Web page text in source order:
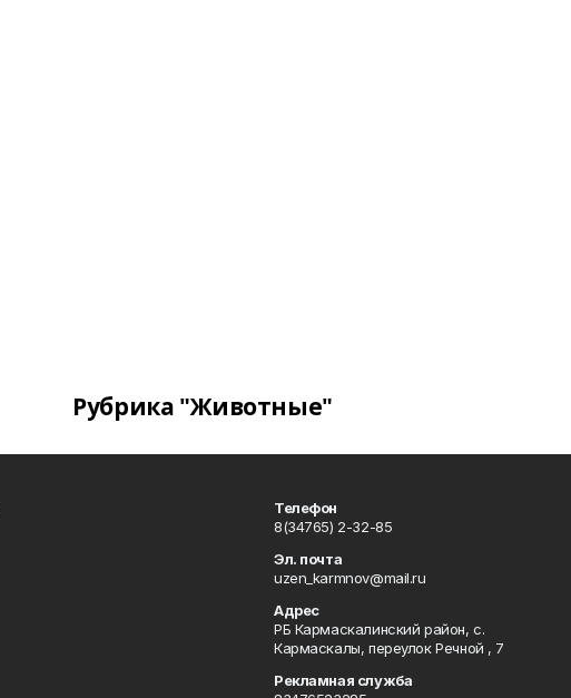
Рубрика "Животные"
Телефон
8(34765) 2-32-85
Эл. почта
uzen_karmnov@mail.ru
Адрес
РБ Кармаскалинский район, с.
Кармаскалы, переулок Речной , 7
Рекламная служба